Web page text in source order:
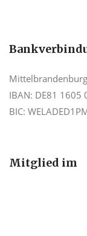
IBAN: DE81
BIC:
Mitglied im